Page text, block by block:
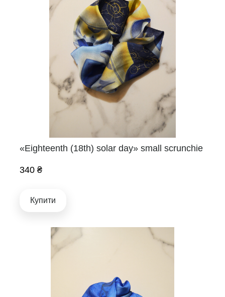
«Eighteenth (18th) solar day» small scrunchie
340 ₴
Купити